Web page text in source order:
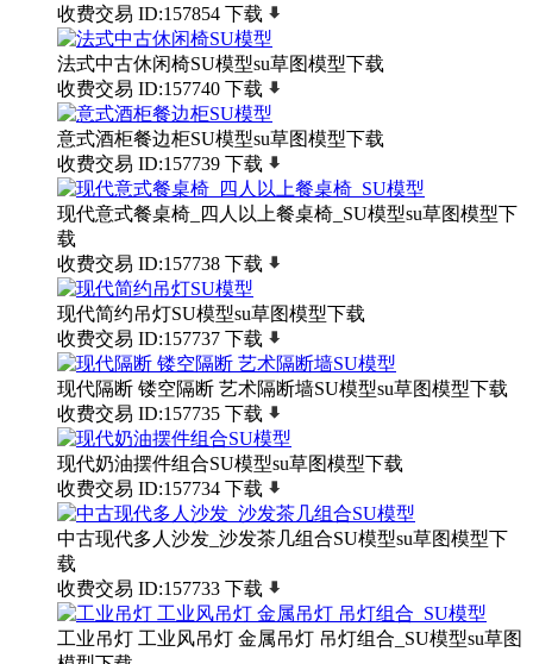
收费交易 ID:157854 下载
法式中古休闲椅SU模型su草图模型下载
收费交易 ID:157740 下载
意式酒柜餐边柜SU模型su草图模型下载
收费交易 ID:157739 下载
现代意式餐桌椅_四人以上餐桌椅_SU模型su草图模型下
载
收费交易 ID:157738 下载
现代简约吊灯SU模型su草图模型下载
收费交易 ID:157737 下载
现代隔断 镂空隔断 艺术隔断墙SU模型su草图模型下载
收费交易 ID:157735 下载
现代奶油摆件组合SU模型su草图模型下载
收费交易 ID:157734 下载
中古现代多人沙发_沙发茶几组合SU模型su草图模型下
载
收费交易 ID:157733 下载
工业吊灯 工业风吊灯 金属吊灯 吊灯组合_SU模型su草图